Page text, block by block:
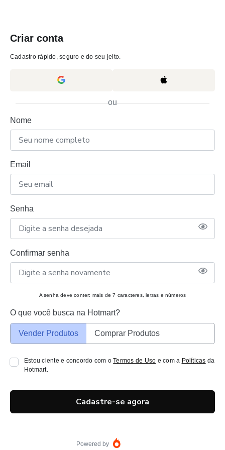
Criar conta
Cadastro rápido, seguro e do seu jeito.
ou
Nome
Email
Senha
Confirmar senha
A senha deve conter: mais de 7 caracteres, letras e números
O que você busca na Hotmart?
Vender Produtos Comprar Produtos
Estou ciente e concordo com oTermos de Uso e com a Políticas da
Hotmart.
Cadastre-se agora
Powered by